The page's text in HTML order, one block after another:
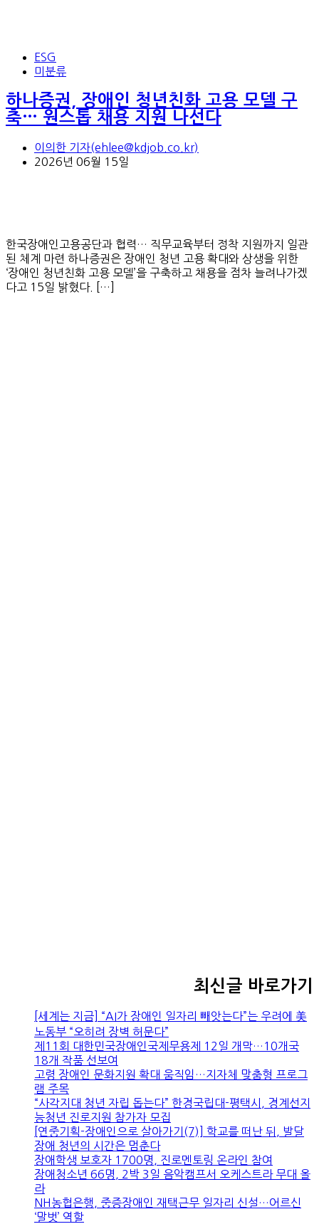
ESG
미분류
하나증권, 장애인 청년친화 고용 모델 구
축… 원스톱 채용 지원 나선다
이의한 기자(ehlee@kdjob.co.kr)
2026년 06월 15일
한국장애인고용공단과 협력… 직무교육부터 정착 지원까지 일관
된 체계 마련 하나증권은 장애인 청년 고용 확대와 상생을 위한
‘장애인 청년친화 고용 모델’을 구축하고 채용을 점차 늘려나가겠
다고 15일 밝혔다. […]
최신글 바로가기
[세계는 지금] “AI가 장애인 일자리 빼앗는다”는 우려에 美
노동부 “오히려 장벽 허문다”
제11회 대한민국장애인국제무용제 12일 개막…10개국
18개 작품 선보여
고령 장애인 문화지원 확대 움직임…지자체 맞춤형 프로그
램 주목
“사각지대 청년 자립 돕는다” 한경국립대-평택시, 경계선지
능청년 진로지원 참가자 모집
[연중기획-장애인으로 살아가기(7)] 학교를 떠난 뒤, 발달
장애 청년의 시간은 멈춘다
장애학생 보호자 1700명, 진로멘토링 온라인 참여
장애청소년 66명, 2박 3일 음악캠프서 오케스트라 무대 올
라
NH농협은행, 중증장애인 재택근무 일자리 신설…어르신
‘말벗’ 역할